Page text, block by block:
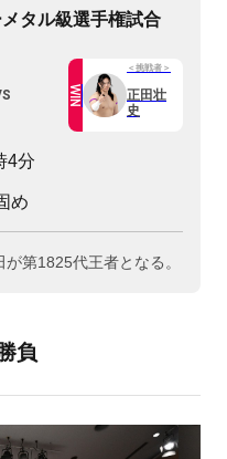
タル級選手権試合
WIN
＜挑戦者＞
正田壮
史
4分
め
第1825代王者となる。
負